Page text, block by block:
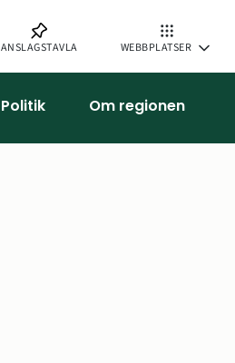
ANSLAGSTAVLA WEBBPLATSER
Politik Om regionen